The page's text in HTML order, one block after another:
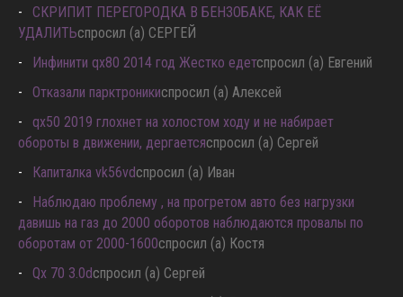
СКРИПИТ ПЕРЕГОРОДКА В БЕНЗОБАКЕ, КАК ЕЁ
УДАЛИТЬспросил (а) СЕРГЕЙ
Инфинити qx80 2014 год Жестко едетспросил (а) Евгений
Отказали парктроникиспросил (а) Алексей
qx50 2019 глохнет на холостом ходу и не набирает
обороты в движении, дергаетсяспросил (а) Сергей
Капиталка vk56vdспросил (а) Иван
Наблюдаю проблему , на прогретом авто без нагрузки
давишь на газ до 2000 оборотов наблюдаются провалы по
оборотам от 2000-1600спросил (а) Костя
Qx 70 3.0dспросил (а) Сергей